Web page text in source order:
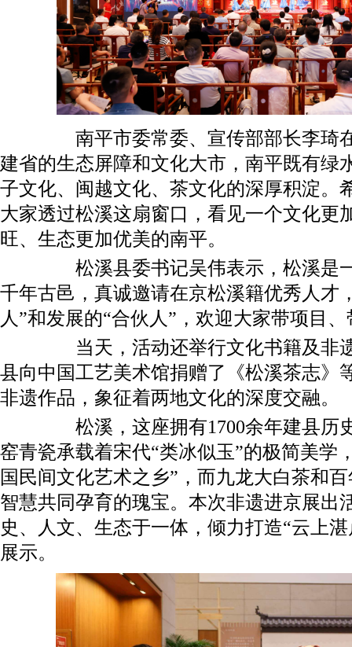
南平市委常委、宣传部部长李琦在
建省的生态屏障和文化大市，南平既有绿
子文化、闽越文化、茶文化的深厚积淀。
大家透过松溪这扇窗口，看见一个文化更
旺、生态更加优美的南平。
松溪县委书记吴伟表示，松溪是一
千年古邑，真诚邀请在京松溪籍优秀人才
人”和发展的“合伙人”，欢迎大家带项目
当天，活动还举行文化书籍及非遗
县向中国工艺美术馆捐赠了《松溪茶志》
非遗作品，象征着两地文化的深度交融。
松溪，这座拥有1700余年建县历史
窑青瓷承载着宋代“类冰似玉”的极简美学
国民间文化艺术之乡”，而九龙大白茶和
智慧共同孕育的瑰宝。本次非遗进京展出
史、人文、生态于一体，倾力打造“云上
展示。